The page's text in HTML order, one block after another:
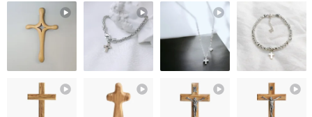
卻會在某一天突然想起。
也許是一張全家一起拍的照片，
也許是孩子還小、
還會緊緊靠在你身邊的時候。